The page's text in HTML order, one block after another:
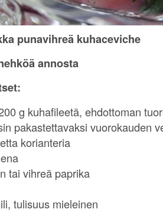
punavihreä kuhaceviche
annosta
g kuhafileetä, ehdottoman
pakastettavaksi vuorokauden
korianteria
tai vihreä paprika
tulisuus mieleinen